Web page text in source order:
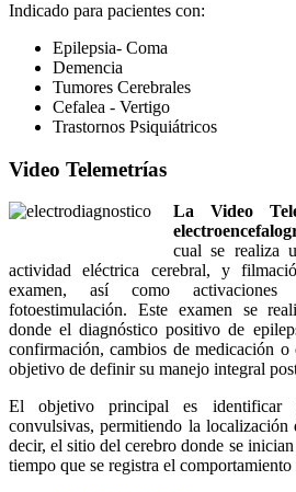
Indicado para pacientes con:
Epilepsia- Coma
Demencia
Tumores Cerebrales
Cefalea - Vertigo
Trastornos Psiquiátricos
Video Telemetrías
La Video
cual se realiza
actividad eléctrica cerebral, y
examen, así como
fotoestimulación. Este examen se
donde el diagnóstico positivo de
confirmación, cambios de medicación
objetivo de definir su manejo integral
El objetivo principal es identificar
convulsivas, permitiendo la localización
decir, el sitio del cerebro donde se
tiempo que se registra el